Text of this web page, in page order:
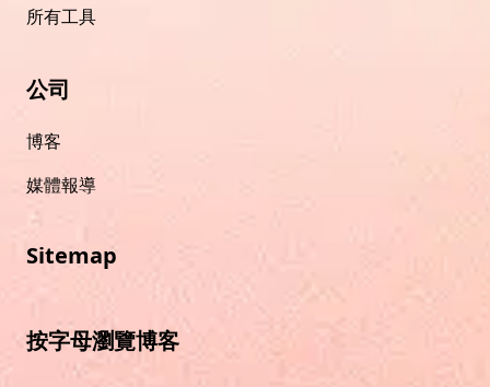
所有工具
公司
博客
媒體報導
Sitemap
按字母瀏覽博客